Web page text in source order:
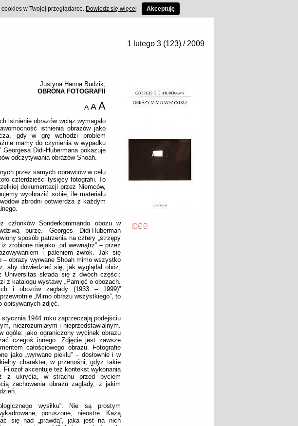
1 lutego 3 (123) / 2009
Justyna Hanna Budzik,
OBRONA FOTOGRAFII
A A A
istnienie obrazów wciąż wymagało
istnienia obrazów jako
gdy w grę wchodzi problem
mamy do czynienia w wypadku
Didi-Hubermana pokazuje
odczytywania obrazów Shoah.
przez samych oprawców w celu
czterdzieści tysięcy fotografii. To
dokumentacji przez Niemców,
wyobrazić sobie, ile materiału
zbrodni potwierdza z każdym
Sonderkommando obozu w
burzę. Georges Didi-Huberman
sposób patrzenia na cztery „strzępy
zrobione niejako „od wewnątrz” – przez
i paleniem zwłok. Jak się
– obrazy wyrwane Shoah mimo wszystko
aby dowiedzieć się, jak wyglądał obóz,
Universitas składa się z dwóch części:
z katalogu wystawy „Pamięć o obozach.
i obozów zagłady (1933 – 1999)”
„Mimo obrazu wszystkiego”, to
opisywanych zdjęć.
1944 roku zaprzeczają podejściu
niezrozumiałym i nieprzedstawialnym.
ogóle: jako ograniczony wycinek obrazu
czegoś innego. Zdjęcie jest zawsze
całościowego obrazu. Fotografie
jako „wyrwane piekłu” – dosłownie i w
charakter, w przenośni, gdyż takie
Filozof akcentuje też kontekst wykonania
z ukrycia, w strachu przed byciem
zachowania obrazu zagłady, z jakim
wysiłku”. Nie są prostym
poruszone, nieostre. Każą
się nad „prawdą”, jaka jest na nich
w Twojej przeglądarce. Dowiedz się więcej Akceptuję